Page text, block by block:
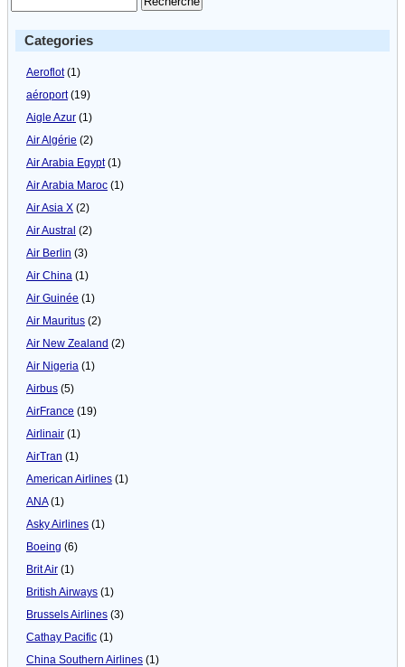
Categories
Aeroflot(1)
aéroport(19)
Aigle Azur (1)
Air Algérie (2)
Air Arabia Egypt(1)
Air Arabia Maroc (1)
Air Asia X (2)
Air Austral (2)
Air Berlin (3)
Air China (1)
Air Guinée (1)
Air Mauritus (2)
Air New Zealand (2)
Air Nigeria (1)
Airbus (5)
AirFrance (19)
Airlinair (1)
AirTran (1)
American Airlines (1)
ANA(1)
Asky Airlines (1)
Boeing (6)
Brit Air (1)
British Airways (1)
Brussels Airlines (3)
Cathay Pacific (1)
China Southern Airlines (1)